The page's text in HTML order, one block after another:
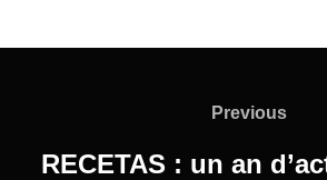
Previous
RECETAS : un an